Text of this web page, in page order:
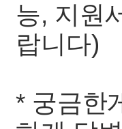
능, 지원
랍니다)
* 궁금한